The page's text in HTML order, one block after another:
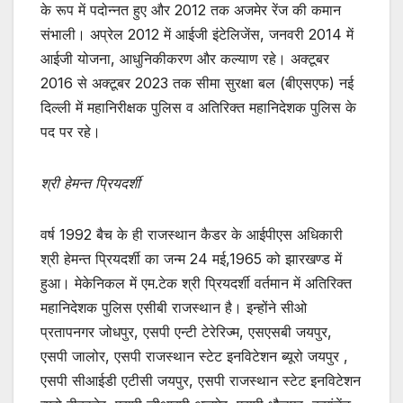
के रूप में पदोन्नत हुए और 2012 तक अजमेर रेंज की कमान
संभाली। अप्रेल 2012 में आईजी इंटेलिजेंस, जनवरी 2014 में
आईजी योजना, आधुनिकीकरण और कल्याण रहे। अक्टूबर
2016 से अक्टूबर 2023 तक सीमा सुरक्षा बल (बीएसएफ) नई
दिल्ली में महानिरीक्षक पुलिस व अतिरिक्त महानिदेशक पुलिस के
पद पर रहे।
श्री हेमन्त प्रियदर्शी
वर्ष 1992 बैच के ही राजस्थान कैडर के आईपीएस अधिकारी
श्री हेमन्त प्रियदर्शी का जन्म 24 मई,1965 को झारखण्ड में
हुआ। मेकेनिकल में एम.टेक श्री प्रियदर्शी वर्तमान में अतिरिक्त
महानिदेशक पुलिस एसीबी राजस्थान है। इन्होंने सीओ
प्रतापनगर जोधपुर, एसपी एन्टी टेरेरिज्म, एसएसबी जयपुर,
एसपी जालोर, एसपी राजस्थान स्टेट इनविटेशन ब्यूरो जयपुर ,
एसपी सीआईडी एटीसी जयपुर, एसपी राजस्थान स्टेट इनविटेशन